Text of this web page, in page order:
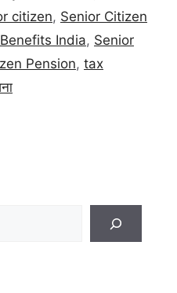
citizen, Senior Citizen
India, Senior
Pension, tax